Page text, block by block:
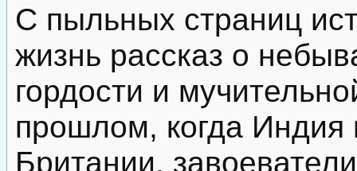
С пыльных страниц
жизнь рассказ о
гордости и
прошлом, когда Индия
Британии,